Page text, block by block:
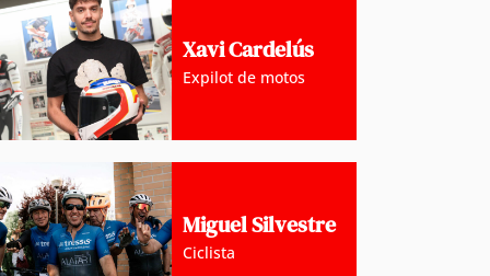
Xavi Cardelús
Expilot de motos
Miguel Silvestre
Ciclista